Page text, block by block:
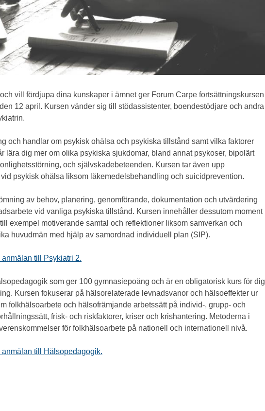
vill fördjupa dina kunskaper i ämnet ger Forum Carpe fortsättningskursen
12 april. Kursen vänder sig till stödassistenter, boendestödjare och andra
och handlar om psykisk ohälsa och psykiska tillstånd samt vilka faktorer
lära dig mer om olika psykiska sjukdomar, bland annat psykoser, bipolärt
och självskadebeteenden. Kursen tar även upp
psykisk ohälsa liksom läkemedelsbehandling och suicidprevention.
av behov, planering, genomförande, dokumentation och utvärdering
vid vanliga psykiska tillstånd. Kursen innehåller dessutom moment
exempel motiverande samtal och reflektioner liksom samverkan och
huvudmän med hjälp av samordnad individuell plan (SIP).
till Psykiatri 2.
som ger 100 gymnasiepoäng och är en obligatorisk kurs för dig
Kursen fokuserar på hälsorelaterade levnadsvanor och hälsoeffekter ur
folkhälsoarbete och hälsofrämjande arbetssätt på individ-, grupp- och
frisk- och riskfaktorer, kriser och krishantering. Metoderna i
för folkhälsoarbete på nationell och internationell nivå.
till Hälsopedagogik.